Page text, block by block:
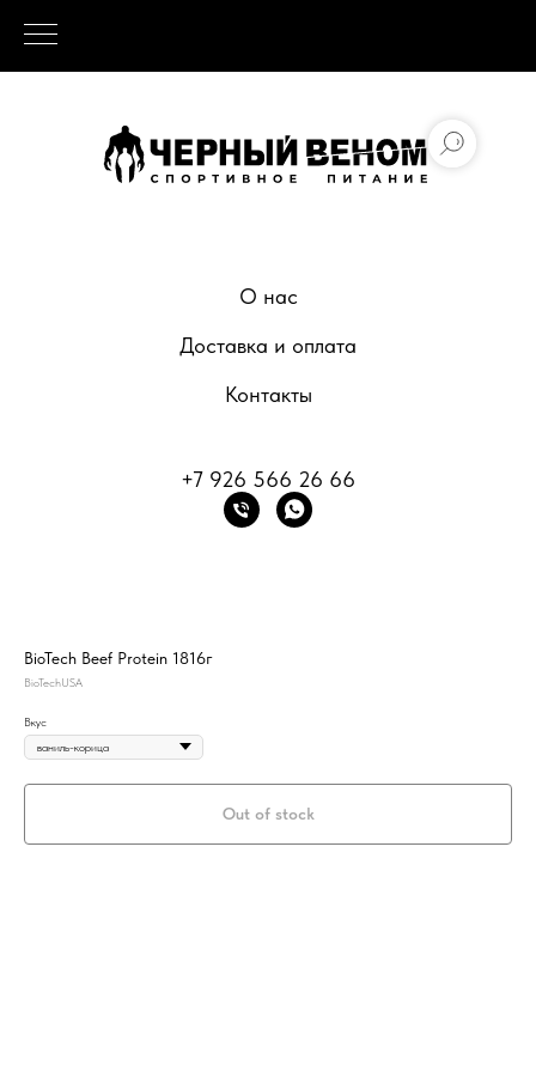
О нас
Доставка и оплата
Контакты
+7 926 566 26 66
BioTech Beef Protein 1816г
BioTechUSA
Вкус
Out of stock